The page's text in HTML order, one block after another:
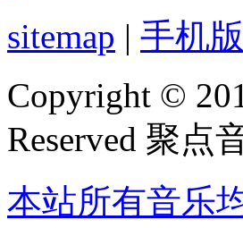
sitemap | 手机版
Copyright ©
Reserved 聚点
本站所有音乐